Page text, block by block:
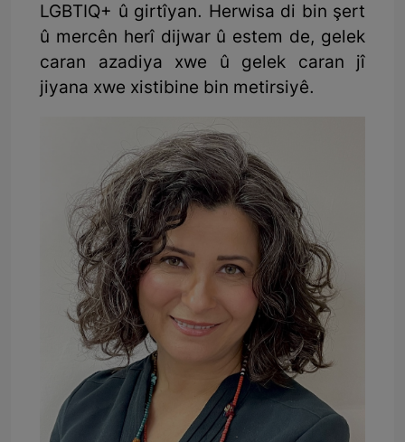
LGBTIQ+ û girtîyan. Herwisa di bin şert
û mercên herî dijwar û estem de, gelek
caran azadiya xwe û gelek caran jî
jiyana xwe xistibine bin metirsiyê.